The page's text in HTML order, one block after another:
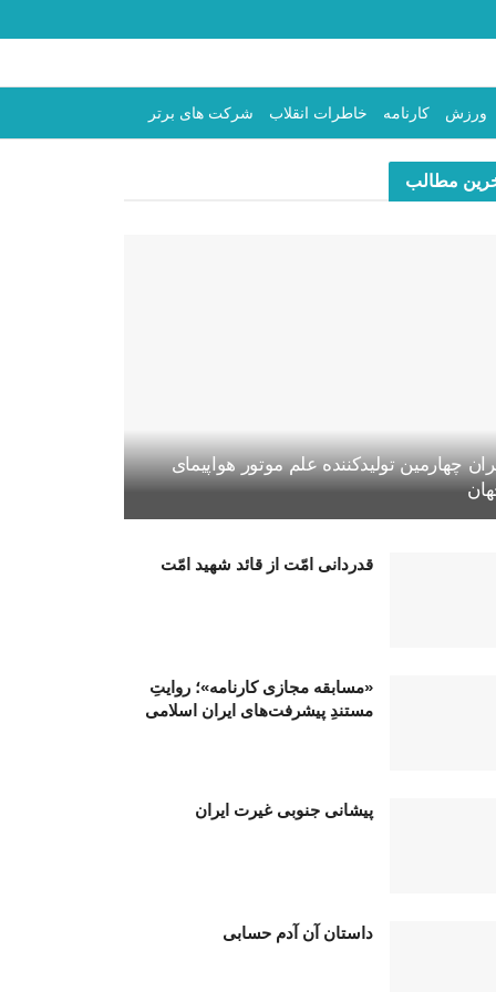
ورزش کارنامه خاطرات انقلاب شرکت های برتر
مطالب
چهارمین تولیدکننده علم موتور هواپیمای
قدردانی امّت از قائد شهید امّت
«مسابقه مجازی کارنامه»؛ روایتِ
مستندِ پیشرفت‌های ایران اسلامی
پیشانی جنوبی غیرت ایران
داستان آن آدم حسابی